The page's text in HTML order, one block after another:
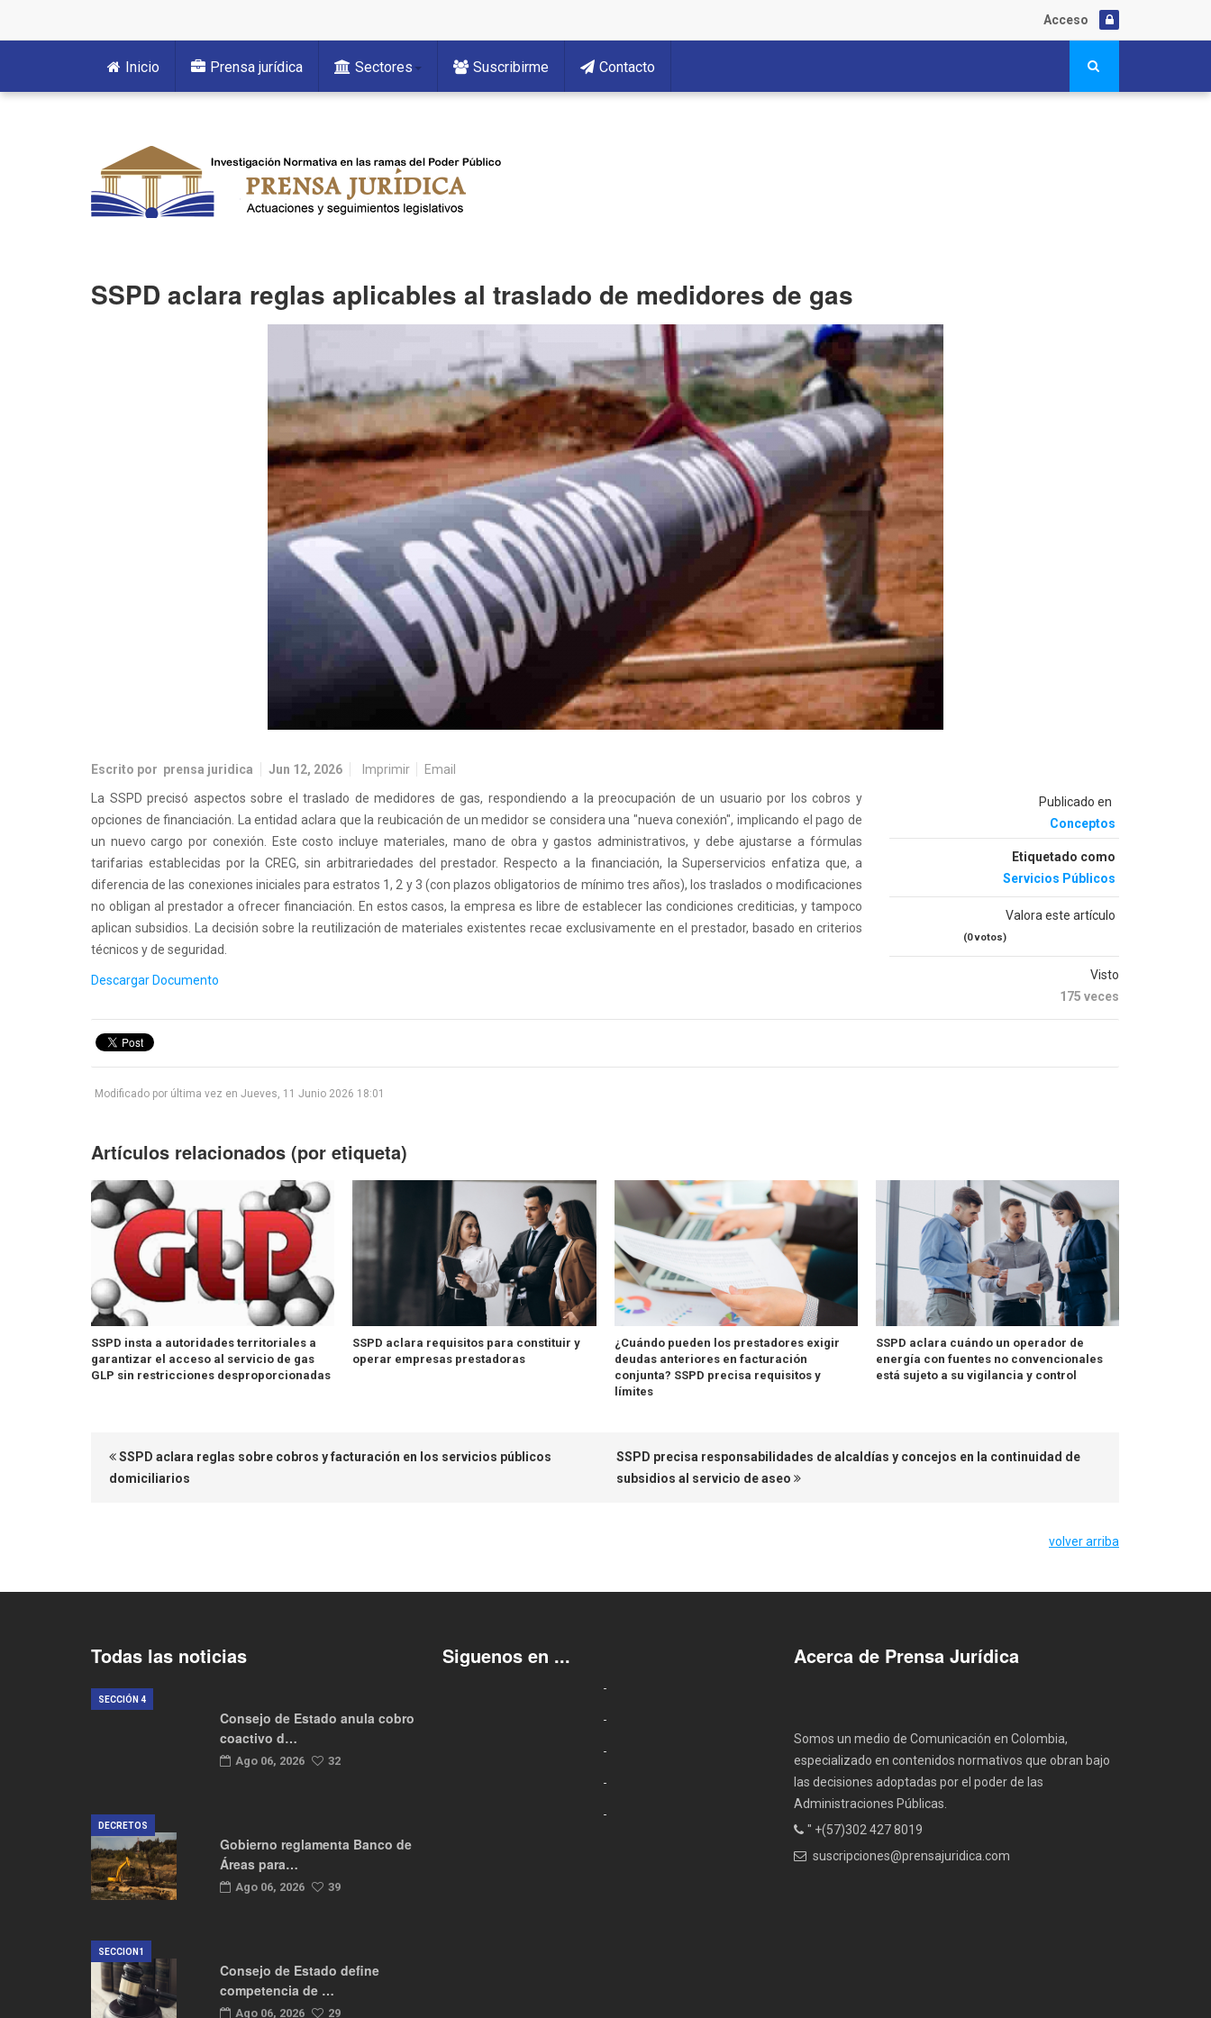
Acceso
Inicio Prensa jurídica Sectores Suscribirme Contacto
SSPD aclara reglas aplicables al traslado de medidores de gas
Escrito por prensa juridica Jun 12, 2026 Imprimir Email
Publicado en
Conceptos
Etiquetado como
Servicios Públicos
Valora este artículo
1
2
3
4
5 (0 votos)
Visto
175 veces
La SSPD precisó aspectos sobre el traslado de medidores de gas, respondiendo a la preocupación de un usuario por los cobros y
opciones de financiación. La entidad aclara que la reubicación de un medidor se considera una "nueva conexión", implicando el pago de
un nuevo cargo por conexión. Este costo incluye materiales, mano de obra y gastos administrativos, y debe ajustarse a fórmulas
tarifarias establecidas por la CREG, sin arbitrariedades del prestador. Respecto a la financiación, la Superservicios enfatiza que, a
diferencia de las conexiones iniciales para estratos 1, 2 y 3 (con plazos obligatorios de mínimo tres años), los traslados o modificaciones
no obligan al prestador a ofrecer financiación. En estos casos, la empresa es libre de establecer las condiciones crediticias, y tampoco
aplican subsidios. La decisión sobre la reutilización de materiales existentes recae exclusivamente en el prestador, basado en criterios
técnicos y de seguridad.
Descargar Documento
Modificado por última vez en Jueves, 11 Junio 2026 18:01
Artículos relacionados (por etiqueta)
SSPD insta a autoridades territoriales a
garantizar el acceso al servicio de gas
GLP sin restricciones desproporcionadas
SSPD aclara requisitos para constituir y
operar empresas prestadoras
¿Cuándo pueden los prestadores exigir
deudas anteriores en facturación
conjunta? SSPD precisa requisitos y
límites
SSPD aclara cuándo un operador de
energía con fuentes no convencionales
está sujeto a su vigilancia y control
SSPD aclara reglas sobre cobros y facturación en los servicios públicos
domiciliarios
SSPD precisa responsabilidades de alcaldías y concejos en la continuidad de
subsidios al servicio de aseo
volver arriba
Todas las noticias
Consejo de Estado anula cobro
coactivo d…
Ago 06, 2026 32
SECCIÓN 4
Gobierno reglamenta Banco de
Áreas para…
Ago 06, 2026 39
DECRETOS
Consejo de Estado define
competencia de …
Ago 06, 2026 29
SECCION1
Siguenos en ... Acerca de Prensa Jurídica
Somos un medio de Comunicación en Colombia,
especializado en contenidos normativos que obran bajo
las decisiones adoptadas por el poder de las
Administraciones Públicas.
" +(57)302 427 8019
suscripciones@prensajuridica.com